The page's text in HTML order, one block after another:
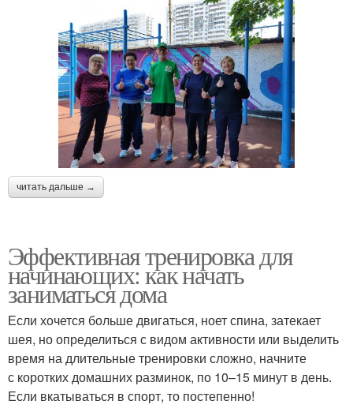
читать дальше →
Эффективная тренировка для
начинающих: как начать
заниматься дома
Если хочется больше двигаться, ноет спина, затекает
шея, но определиться с видом активности или выделить
время на длительные тренировки сложно, начните
с коротких домашних разминок, по 10–15 минут в день.
Если вкатываться в спорт, то постепенно!